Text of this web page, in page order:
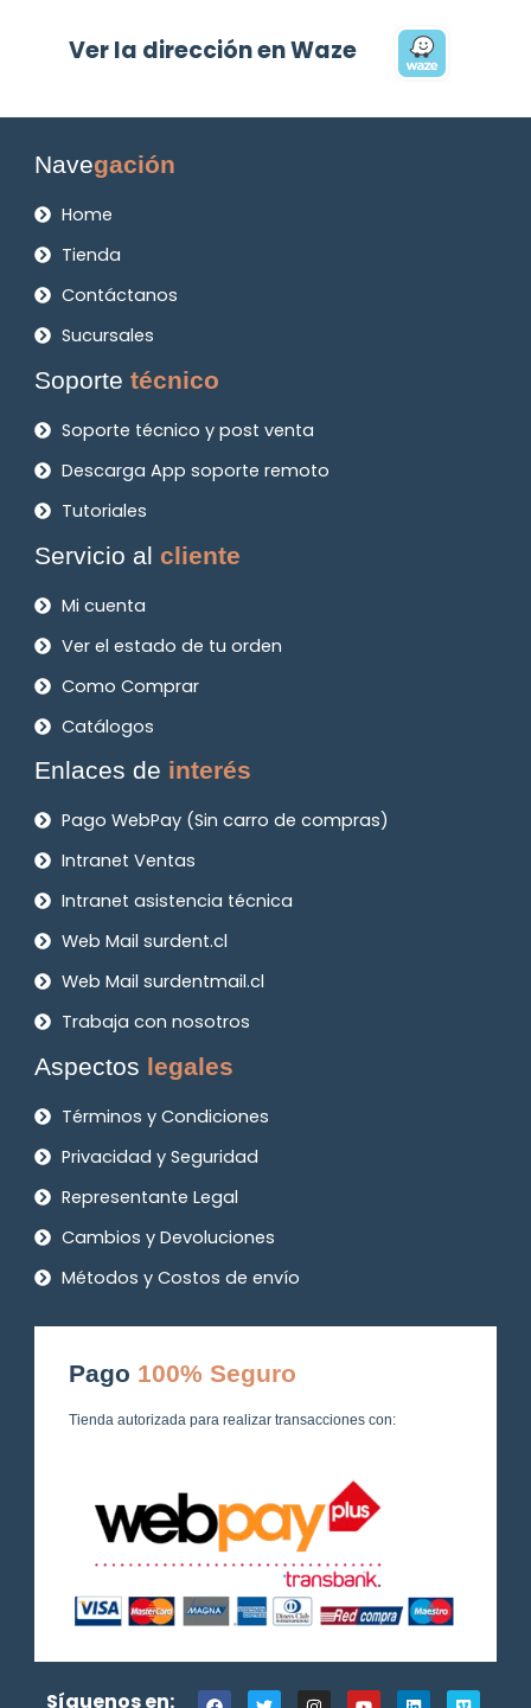
Ver la dirección en Waze
Navegación
Home
Tienda
Contáctanos
Sucursales
Soportetécnico
Soporte técnico y post venta
Descarga App soporte remoto
Tutoriales
Servicio alcliente
Mi cuenta
Ver el estado de tu orden
Como Comprar
Catálogos
Enlaces de interés
Pago WebPay (Sin carro de compras)
Intranet Ventas
Intranet asistencia técnica
Web Mail surdent.cl
Web Mail surdentmail.cl
Trabaja con nosotros
Aspectos legales
Términos y Condiciones
Privacidad y Seguridad
Representante Legal
Cambios y Devoluciones
Métodos y Costos de envío
Pago 100% Seguro
Tienda autorizada para realizar transacciones con:
Síguenos en:
F
T
I
Y
L
V